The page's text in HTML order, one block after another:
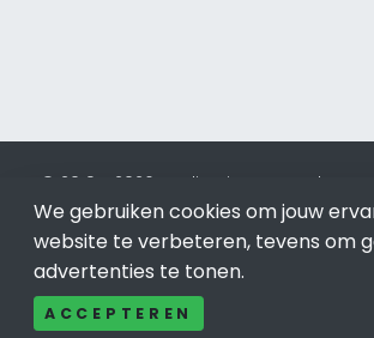
© 2019 - 2026 Realisatie en SEO door
Internet. Betaal alleen voor bewezen
optimalisatie No Cure No Pay.Maastricht
Lion Internet.
We gebruiken cookies om jouw
website te verbeteren, tevens om
advertenties te tonen.
ACCEPTEREN